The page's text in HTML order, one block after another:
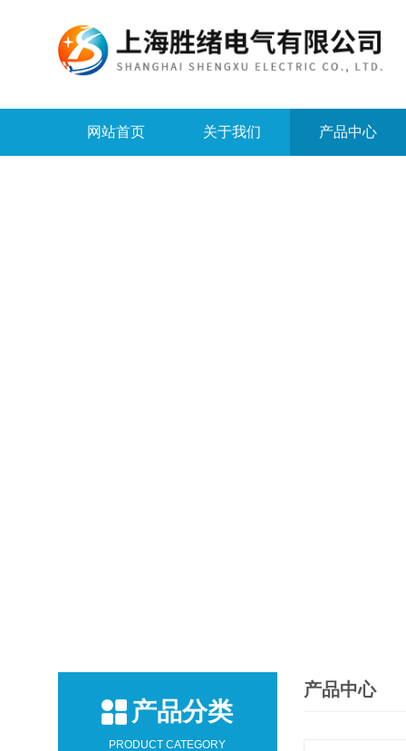
网站首页 关于我们 产品中心
产品分类
PRODUCT CATEGORY
产品中心